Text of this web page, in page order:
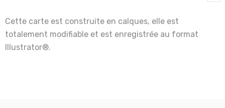
Cette carte est construite en calques, elle est
totalement modifiable et est enregistrée au format
Illustrator®.